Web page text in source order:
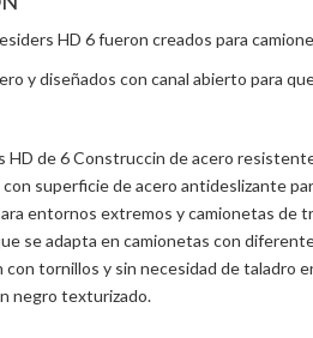
HD 6 fueron creados para
y diseñados con canal abierto para
HD de 6 Construccin de acero
superficie de acero antideslizante
entornos extremos y camionetas de
se adapta en camionetas con
con tornillos y sin necesidad de taladro
negro texturizado.